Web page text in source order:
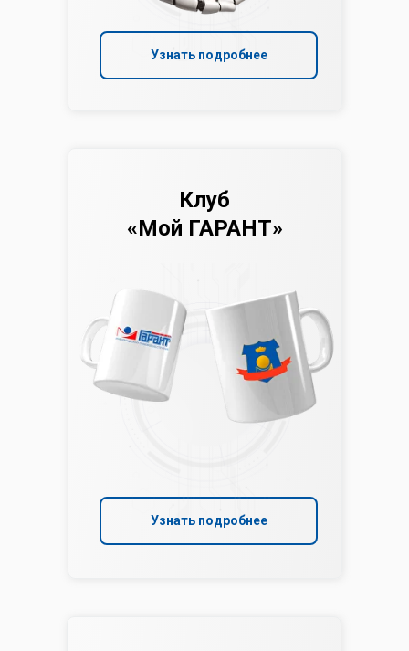
Узнать подробнее
Клуб
«Мой ГАРАНТ»
Узнать подробнее